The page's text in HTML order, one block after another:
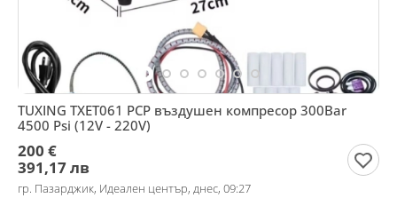
TUXING TXET061 PCP въздушен компресор 300Bar
4500 Psi (12V - 220V)
200 €
391,17 лв
гр. Пазарджик, Идеален център, днес, 09:27